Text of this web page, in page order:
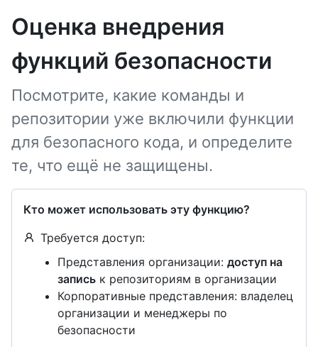
Оценка внедрения
функций безопасности
Посмотрите, какие команды и
репозитории уже включили функции
для безопасного кода, и определите
те, что ещё не защищены.
Кто может использовать эту функцию?
Требуется доступ:
Представления организации: доступ на
запись к репозиториям в организации
Корпоративные представления: владелец
организации и менеджеры по
безопасности